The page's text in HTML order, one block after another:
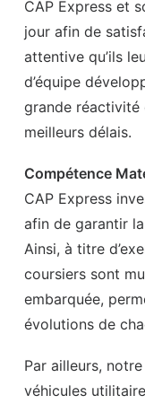
CAP Express et
jour afin de
attentive qu’ils
d’équipe
grande réactivité
meilleurs délais.
Compétence
CAP Express
afin de garantir
Ainsi, à titre
coursiers sont
embarquée,
évolutions de
Par ailleurs,
véhicules